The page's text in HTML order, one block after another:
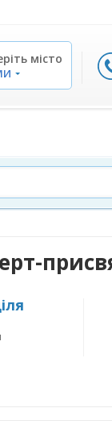
місто